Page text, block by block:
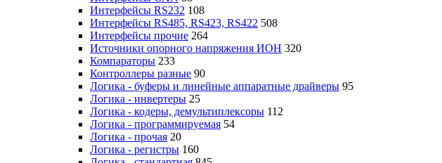
Интерфейсы RS232 108
Интерфейсы RS485, RS423, RS422 508
Интерфейсы прочие 264
Источники опорного напряжения ИОН 320
Компараторы 233
Контроллеры разные 90
Логика - буферы и линейные аппаратные драйверы 95
Логика - инвертеры 25
Логика - кодеры, демультиплексоры 112
Логика - программируемая 54
Логика - прочая 20
Логика - регистры 160